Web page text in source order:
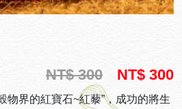
NT$ 300 NT$ 300
物界的紅寶石~紅藜”，成功的將生